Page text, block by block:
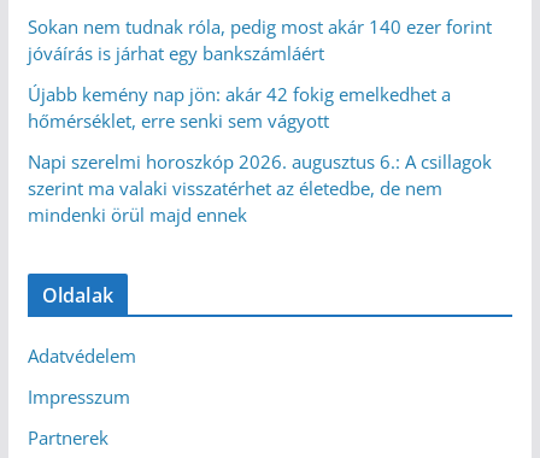
Sokan nem tudnak róla, pedig most akár 140 ezer forint
jóváírás is járhat egy bankszámláért
Újabb kemény nap jön: akár 42 fokig emelkedhet a
hőmérséklet, erre senki sem vágyott
Napi szerelmi horoszkóp 2026. augusztus 6.: A csillagok
szerint ma valaki visszatérhet az életedbe, de nem
mindenki örül majd ennek
Oldalak
Adatvédelem
Impresszum
Partnerek